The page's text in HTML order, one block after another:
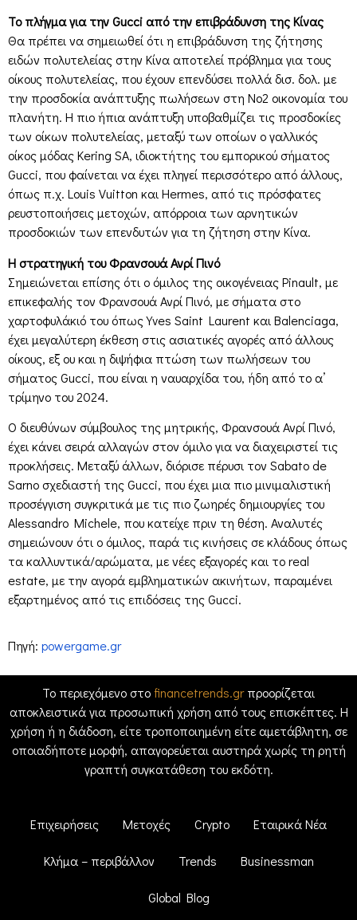
Το πλήγμα για την Gucci από την επιβράδυνση της Κίνας
Θα πρέπει να σημειωθεί ότι η επιβράδυνση της ζήτησης
ειδών πολυτελείας στην Κίνα αποτελεί πρόβλημα για τους
οίκους πολυτελείας, που έχουν επενδύσει πολλά δισ. δολ. με
την προσδοκία ανάπτυξης πωλήσεων στη Νο2 οικονομία του
πλανήτη. Η πιο ήπια ανάπτυξη υποβαθμίζει τις προσδοκίες
των οίκων πολυτελείας, μεταξύ των οποίων ο γαλλικός
οίκος μόδας Kering SA, ιδιοκτήτης του εμπορικού σήματος
Gucci, που φαίνεται να έχει πληγεί περισσότερο από άλλους,
όπως π.χ. Louis Vuitton και Hermes, από τις πρόσφατες
ρευστοποιήσεις μετοχών, απόρροια των αρνητικών
προσδοκιών των επενδυτών για τη ζήτηση στην Κίνα.
Η στρατηγική του Φρανσουά Ανρί Πινό
Σημειώνεται επίσης ότι ο όμιλος της οικογένειας Pinault, με
επικεφαλής τον Φρανσουά Ανρί Πινό, με σήματα στο
χαρτοφυλάκιό του όπως Yves Saint Laurent και Balenciaga,
έχει μεγαλύτερη έκθεση στις ασιατικές αγορές από άλλους
οίκους, εξ ου και η διψήφια πτώση των πωλήσεων του
σήματος Gucci, που είναι η ναυαρχίδα του, ήδη από το α’
τρίμηνο του 2024.
Ο διευθύνων σύμβουλος της μητρικής, Φρανσουά Ανρί Πινό,
έχει κάνει σειρά αλλαγών στον όμιλο για να διαχειριστεί τις
προκλήσεις. Μεταξύ άλλων, διόρισε πέρυσι τον Sabato de
Sarno σχεδιαστή της Gucci, που έχει μια πιο μινιμαλιστική
προσέγγιση συγκριτικά με τις πιο ζωηρές δημιουργίες του
Alessandro Michele, που κατείχε πριν τη θέση. Αναλυτές
σημειώνουν ότι ο όμιλος, παρά τις κινήσεις σε κλάδους όπως
τα καλλυντικά/αρώματα, με νέες εξαγορές και το real
estate, με την αγορά εμβληματικών ακινήτων, παραμένει
εξαρτημένος από τις επιδόσεις της Gucci.
Πηγή: powergame.gr
Το περιεχόμενο στο financetrends.grπροορίζεται
αποκλειστικά για προσωπική χρήση από τους επισκέπτες. Η
χρήση ή η διάδοση, είτε τροποποιημένη είτε αμετάβλητη, σε
οποιαδήποτε μορφή, απαγορεύεται αυστηρά χωρίς τη ρητή
γραπτή συγκατάθεση του εκδότη.
Επιχειρήσεις Μετοχές Crypto Εταιρικά Νέα
Κλήμα – περιβάλλον Trends Businessman
Global Blog